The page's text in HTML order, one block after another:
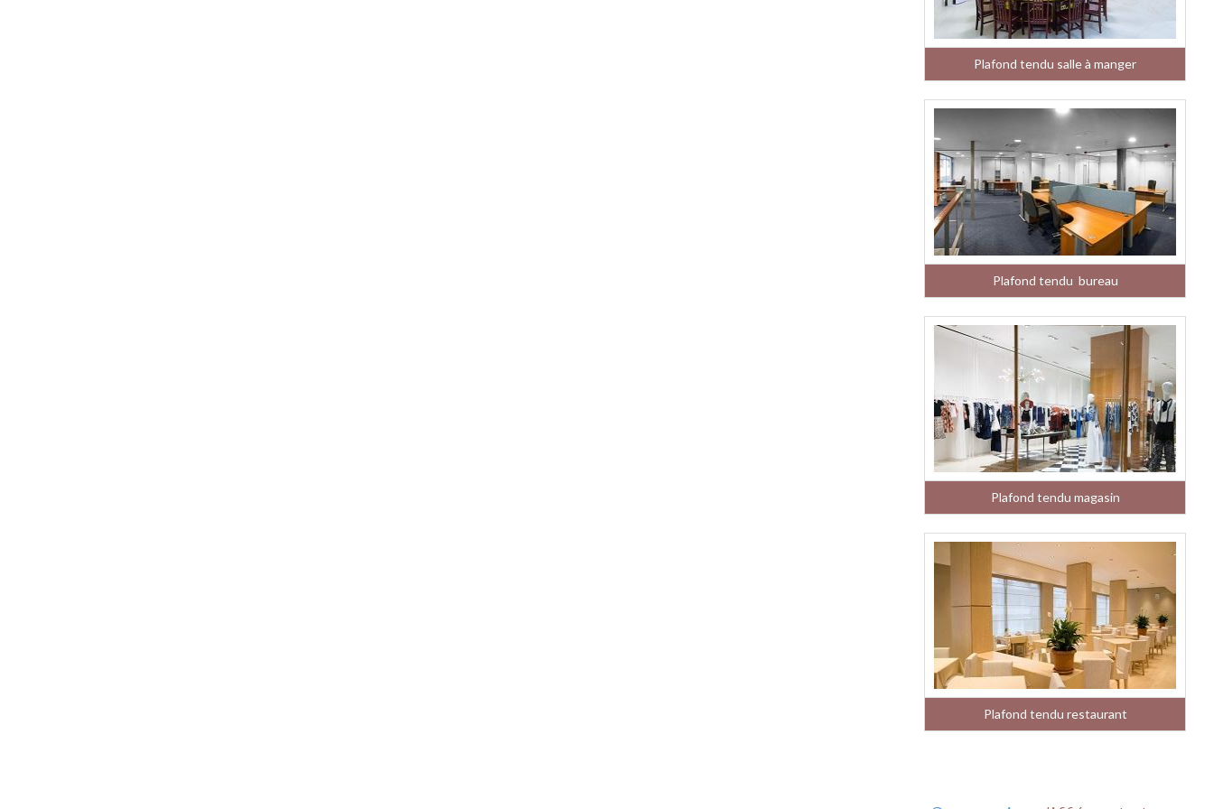
Plafond tendu salle à manger
Plafond tendu bureau
Plafond tendu magasin
Plafond tendu restaurant